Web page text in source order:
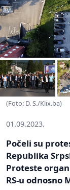
(Foto: D. S./Klix.ba)
01.09.2023.
Počeli su
Republika
Proteste
RS-u odnosno